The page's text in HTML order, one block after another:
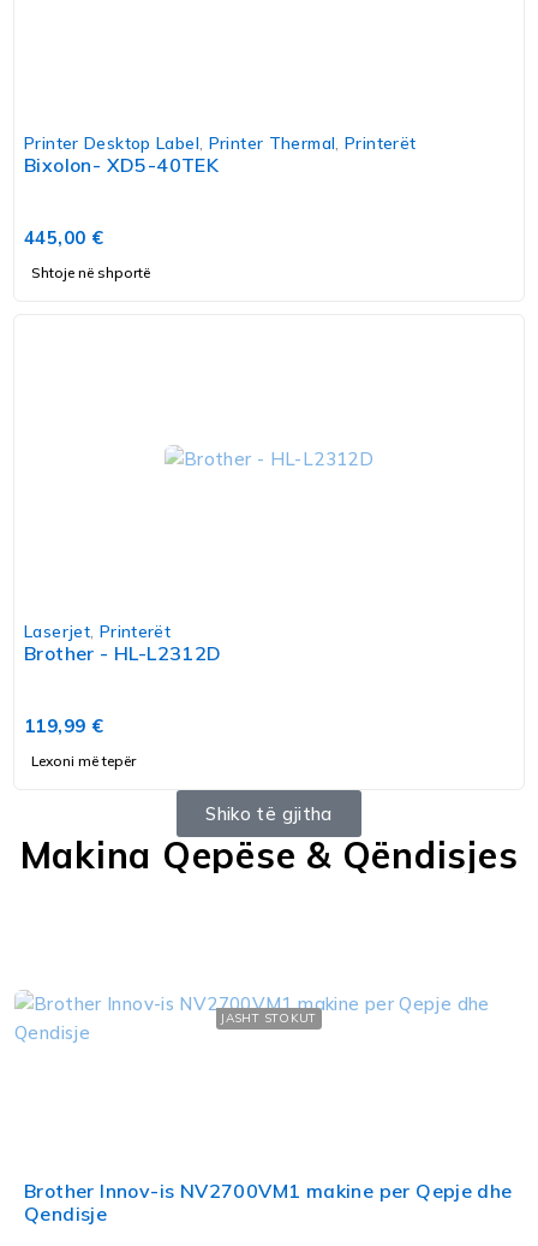
Printer Desktop Label Printer Thermal Printerët
Bixolon- XD5-40TEK
445,00 €
Shtoje në shportë
Laserjet Printerët
Brother - HL-L2312D
119,99 €
Lexoni më tepër
Shiko të gjitha
Makina Qepëse & Qëndisjes
JASHT STOKUT
Brother Innov-is NV2700VM1 makine per Qepje dhe
Qendisje